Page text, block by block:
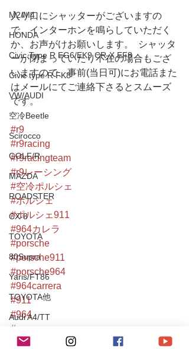
M2/M4
HONDA
Civic Type R EG6/EK9 CR-X EF8
Civic type R FK8
VW/AUDI
空冷Beetle
Scirocco
GOLF/R
MAZDA
ROADSTER
CX-8
TOYOTA
80Supra
Yaris/FT86
TOYOTA他
Audi A4/TT
Mercedes-Benz
入り口にシャッターがございますの
で、インターホンを鳴らしていただく
か、お声がけお願いします。  シャッタ
ーが閉まっていたり不在の場合もござ
いますので、事前(当日可)にお電話また
はメールにてご連絡下さるとスムーズ
です。
#r9
#r9racing
#r9racingteam
#r9レーシング
#空冷ポルシェ
#ポルシェ
#ポルシェ911
#964カレラ
#porsche
#porsche911
#porsche964
#964carrera
#911
#964
#carrera
#964c2